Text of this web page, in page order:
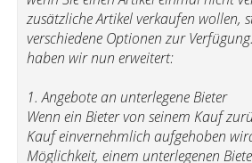
zusätzliche Artikel verkaufen wollen,
verschiedene Optionen zur
haben wir nun erweitert:
1. Angebote an unterlegene Bieter
Wenn ein Bieter von seinem Kauf
Kauf einvernehmlich aufgehoben
Möglichkeit, einem unterlegenen